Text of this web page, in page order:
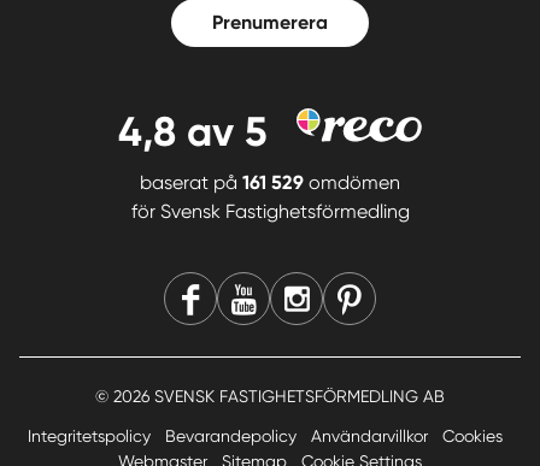
Prenumerera
4,8 av 5
baserat på 161 529 omdömen
för Svensk Fastighetsförmedling
© 2026 SVENSK FASTIGHETSFÖRMEDLING AB
Integritetspolicy Bevarandepolicy Användarvillkor
Cookies
Webmaster
Sitemap Cookie Settings